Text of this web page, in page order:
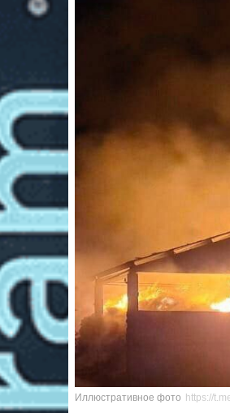
Иллюстративное фото https://